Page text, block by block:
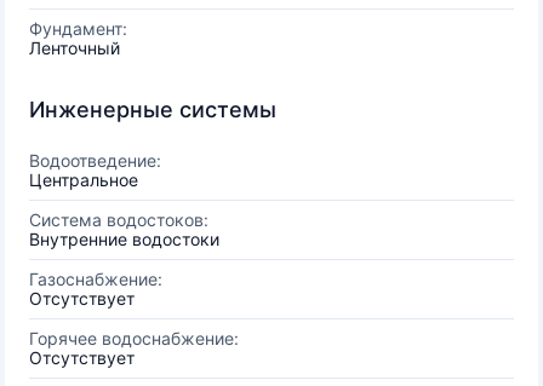
Фундамент:
Ленточный
Инженерные системы
Водоотведение:
Центральное
Система водостоков:
Внутренние водостоки
Газоснабжение:
Отсутствует
Горячее водоснабжение:
Отсутствует